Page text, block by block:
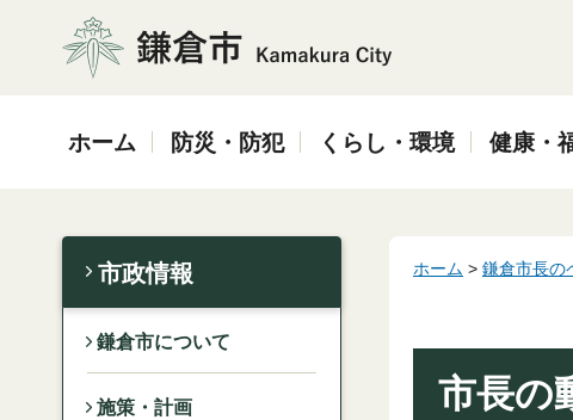
鎌倉市
ホーム 防災・防犯 くらし・環境 健康・
市政情報
鎌倉市について
施策・計画
ホーム > 鎌倉市長の
市長の